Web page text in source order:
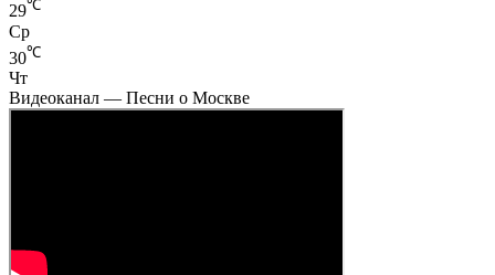
29℃
Ср
30℃
Чт
Видеоканал — Песни о Москве